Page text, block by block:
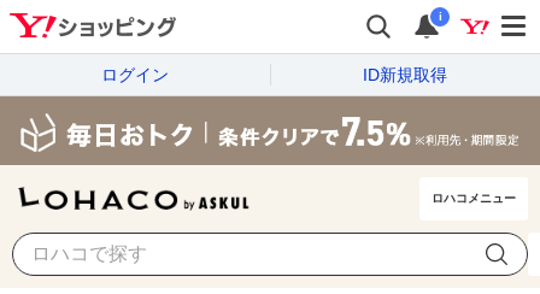
i
ログイン ID新規取得
ロハコメニュー